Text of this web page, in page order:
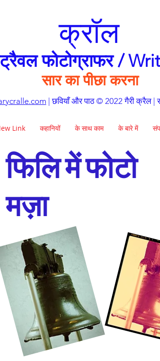
क्रॉल
ट्रैवल फोटोग्राफर /
सार का पीछा करना
| छवियाँ और पाठ © 2022 गैरी क्रैल |
Link कहानियों के साथ काम के बारे में
फिलि में फोटो
मज़ा